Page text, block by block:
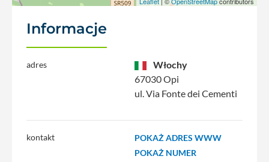
Informacje
adres
Włochy
67030 Opi
ul. Via Fonte dei Cementi
kontakt
POKAŻ ADRES WWW
POKAŻ NUMER